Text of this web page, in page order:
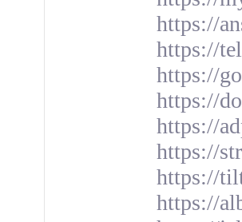
https://
https://
https://
https://
https://
https://
https://
https://